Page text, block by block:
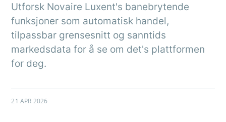
Utforsk Novaire Luxent's banebrytende
funksjoner som automatisk handel,
tilpassbar grensesnitt og sanntids
markedsdata for å se om det's plattformen
for deg.
21 APR 2026